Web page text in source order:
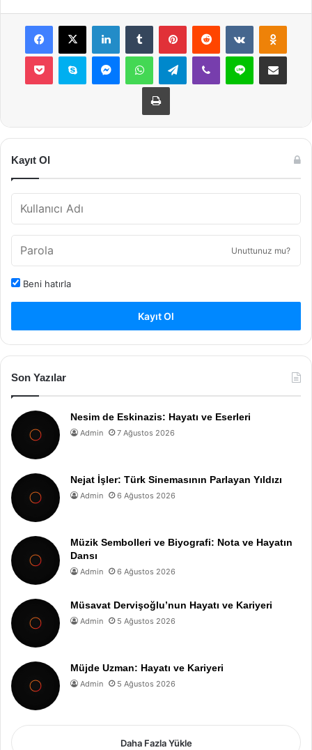
Facebook
X LinkedInTumblr PinterestReddit VKontakte
Pocket Skype MessengerWhatsAppTelegramViber Line E-Posta ile
Yazdır
Kayıt Ol
Unuttunuz mu?
Beni hatırla
Kayıt Ol
Son Yazılar
Nesim de Eskinazis: Hayatı ve Eserleri
Admin 7 Ağustos 2026
Nejat İşler: Türk Sinemasının Parlayan Yıldızı
Admin 6 Ağustos 2026
Müzik Sembolleri ve Biyografi: Nota ve Hayatın
Dansı
Admin 6 Ağustos 2026
Müsavat Dervişoğlu’nun Hayatı ve Kariyeri
Admin 5 Ağustos 2026
Müjde Uzman: Hayatı ve Kariyeri
Admin 5 Ağustos 2026
Daha Fazla Yükle